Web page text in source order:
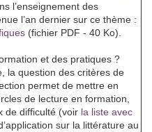
l’enseignement des
l’an dernier sur ce thème :
(fichier PDF - 40 Ko).
et des pratiques ?
la question des critères de
permet de mettre en
de lecture en formation,
de difficulté (voir la liste avec
sur la littérature au